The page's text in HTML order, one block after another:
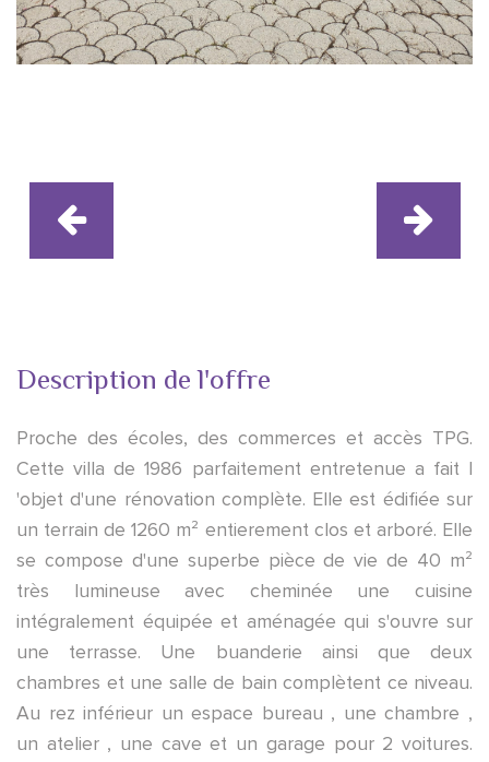
Description de l'offre
Proche des écoles, des commerces et accès TPG.
Cette villa de 1986 parfaitement entretenue a fait l
'objet d'une rénovation complète. Elle est édifiée sur
un terrain de 1260 m² entierement clos et arboré. Elle
se compose d'une superbe pièce de vie de 40 m²
très lumineuse avec cheminée une cuisine
intégralement équipée et aménagée qui s'ouvre sur
une terrasse. Une buanderie ainsi que deux
chambres et une salle de bain complètent ce niveau.
Au rez inférieur un espace bureau , une chambre ,
un atelier , une cave et un garage pour 2 voitures.